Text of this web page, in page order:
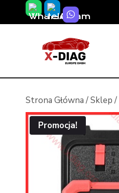
Przeskocz
do
Strona Główna /Sklep /
Promocja!